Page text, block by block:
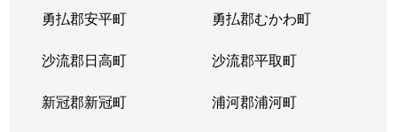
勇払郡安平町 勇払郡むかわ町
沙流郡日高町 沙流郡平取町
新冠郡新冠町 浦河郡浦河町